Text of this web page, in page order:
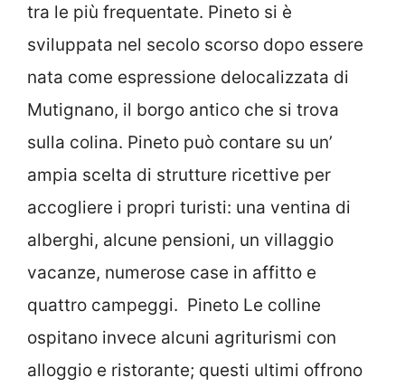
tra le più frequentate. Pineto si è
sviluppata nel secolo scorso dopo essere
nata come espressione delocalizzata di
Mutignano, il borgo antico che si trova
sulla colina. Pineto può contare su un’
ampia scelta di strutture ricettive per
accogliere i propri turisti: una ventina di
alberghi, alcune pensioni, un villaggio
vacanze, numerose case in affitto e
quattro campeggi. Pineto Le colline
ospitano invece alcuni agriturismi con
alloggio e ristorante; questi ultimi offrono